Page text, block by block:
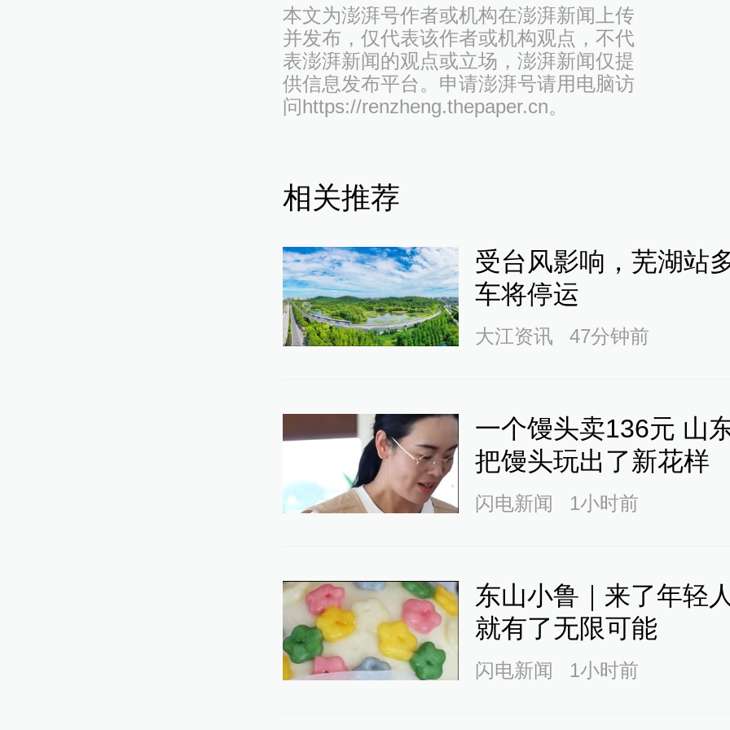
本文为澎湃号作者或机构在澎湃新闻上传
并发布，仅代表该作者或机构观点，不代
表澎湃新闻的观点或立场，澎湃新闻仅提
供信息发布平台。申请澎湃号请用电脑访
问https://renzheng.thepaper.cn。
相关推荐
受台风影响，芜湖站
车将停运
大江资讯 47分钟前
一个馒头卖136元 山
把馒头玩出了新花样
闪电新闻 1小时前
东山小鲁｜来了年轻
就有了无限可能
闪电新闻 1小时前